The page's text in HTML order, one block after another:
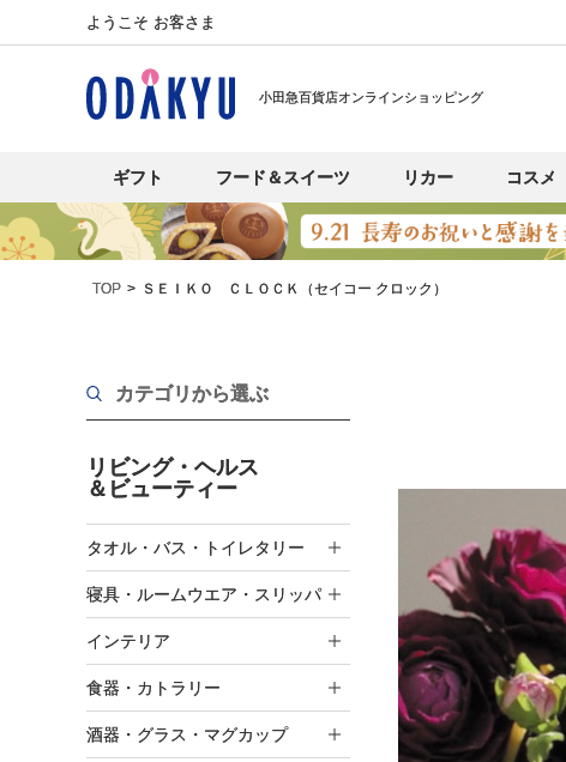
ようこそ お客さま
小田急百貨店オンラインショッピング
ギフト フード＆スイーツ リカー コスメ
TOP ＳＥＩＫＯ ＣＬＯＣＫ（セイコー クロック）
カテゴリから選ぶ
リビング・ヘルス
＆ビューティー
タオル・バス・トイレタリー
寝具・ルームウエア・スリッパ
インテリア
食器・カトラリー
酒器・グラス・マグカップ